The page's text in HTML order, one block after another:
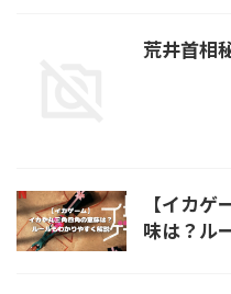
荒井首相
【イカ
味は？ル